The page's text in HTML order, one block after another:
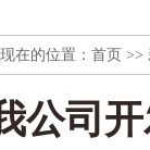
在的位置： 首页 >>
公司